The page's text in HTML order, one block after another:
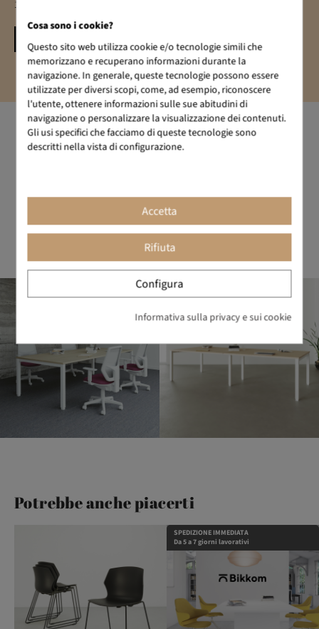
1.150,42 € IVA inclusa
IL DESIGN COME MANTRA
cose diverse. Il design è nel nostro DNA, come quell'attività
creativa che mira a progettare oggetti che siano utili ed
estetici. Da BIKKOM troverai il miglior arredamento per
ufficio di design, con un ottimo rapporto qualità-prezzo.
Potrebbe anche piacerti
SPEDIZIONE IMMEDIATA
Da 5 a 7 giorni lavorativi
Cosa sono i cookie?
Questo sito web utilizza cookie e/o tecnologie simili che
memorizzano e recuperano informazioni durante la
navigazione. In generale, queste tecnologie possono essere
utilizzate per diversi scopi, come, ad esempio, riconoscere
l'utente, ottenere informazioni sulle sue abitudini di
navigazione o personalizzare la visualizzazione dei contenuti.
Gli usi specifici che facciamo di queste tecnologie sono
descritti nella vista di configurazione.
Accetta
Rifiuta
Configura
Informativa sulla privacy e sui cookie